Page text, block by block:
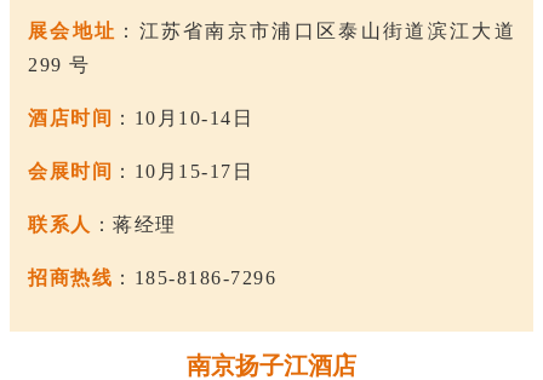
展会地址 ：江苏省南京市浦口区泰山街道滨江大道
299 号
酒店时间 ：10月10-14日
会展时间 ：10月15-17日
联系人 ：蒋经理
招商热线 ：185-8186-7296
南京扬子江酒店